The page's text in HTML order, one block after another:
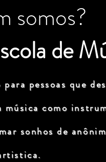
somos?
de
pessoas que
como
sonhos de